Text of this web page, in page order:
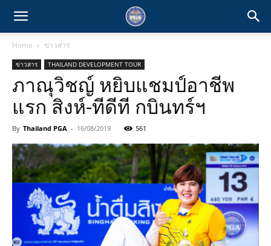
Home ข่าวสาร
ข่าวสาร THAILAND DEVELOPMENT TOUR
ภาณุวิชญ์ หยิบแชมป์อาชีพ
แรก สิงห์-ทีดีที กบินทร์ฯ
By Thailand PGA - 16/08/2019 561